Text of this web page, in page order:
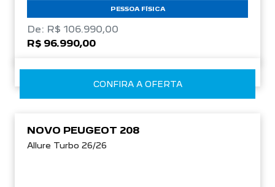
PESSOA FÍSICA
De: R$ 106.990,00
R$ 96.990,00
CONFIRA A OFERTA
NOVO PEUGEOT 208
Allure Turbo 26/26